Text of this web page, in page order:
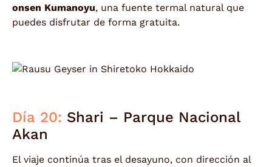
onsen Kumanoyu, una fuente termal natural que
puedes disfrutar de forma gratuita.
Día 20: Shari – Parque Nacional
Akan
El viaje continúa tras el desayuno, con dirección al